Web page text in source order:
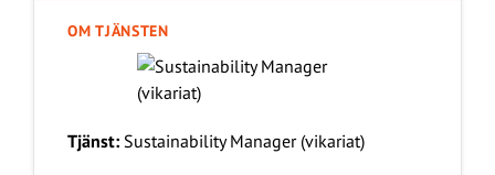
OM TJÄNSTEN
Tjänst: Sustainability Manager (vikariat)